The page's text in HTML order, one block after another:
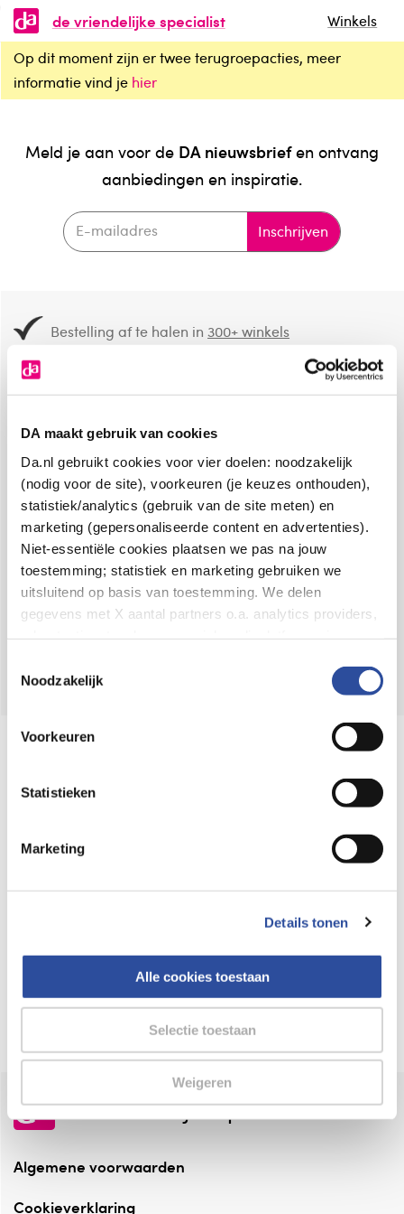
DA maakt gebruik van cookies
Da.nl gebruikt cookies voor vier doelen: noodzakelijk
(nodig voor de site), voorkeuren (je keuzes onthouden),
statistiek/analytics (gebruik van de site meten) en
marketing (gepersonaliseerde content en advertenties).
Niet-essentiële cookies plaatsen we pas na jouw
toestemming; statistiek en marketing gebruiken we
uitsluitend op basis van toestemming. We delen
gegevens met X aantal partners o.a. analytics providers,
en de bewaartermijnen per categorie. Je kunt je keuze op
gegevensverwerking staat in de
Privacyverklaring
Noodzakelijk
Voorkeuren
Statistieken
Marketing
Details tonen
Alle cookies toestaan
Selectie toestaan
Weigeren
de vriendelijke specialist
Winkels
Op dit moment zijn er twee terugroepacties, meer
informatie vind je hier
Meld je aan voor de DA nieuwsbriefen ontvang
aanbiedingen en inspiratie.
Inschrijven
Bestelling af te halen in300+ winkels
8.6 uit4.106 reviews
Over DA
Klantenservice
Assortiment
VolgDAop:
Online aanbieder medicijnen
webshop mag verkopen.
⁠Verantwoorde zorg, ⁠ook online.
Altijd onze folder bij de hand
Check onze folders ⁠bij AlleFolders.
de vriendelijke specialist
Algemene voorwaarden
Cookieverklaring